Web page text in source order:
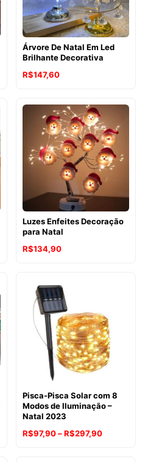
Árvore De Natal Em Led
Brilhante Decorativa
R$147,60
Luzes Enfeites Decoração
para Natal
R$134,90
Pisca-Pisca Solar com 8
Modos de Iluminação –
Natal 2023
R$97,90–R$297,90Faixa